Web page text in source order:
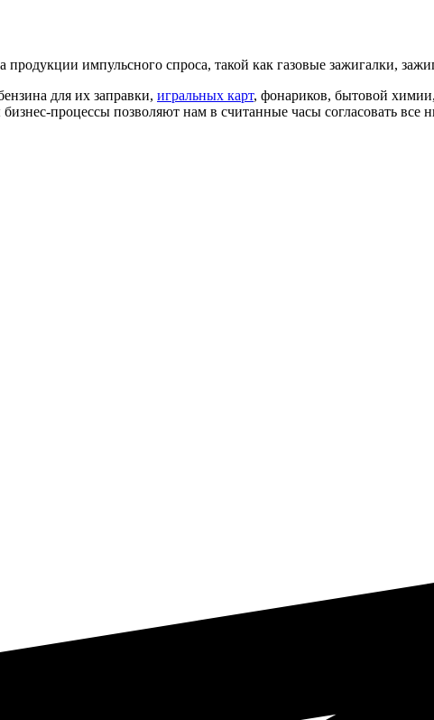
импульсного спроса, такой как газовые зажигалки,
для их заправки, игральных карт, фонариков, бытовой
процессы позволяют нам в считанные часы согласовать